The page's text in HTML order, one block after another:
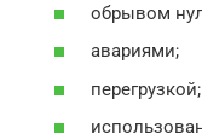
обрывом
авариями;
перегрузкой;